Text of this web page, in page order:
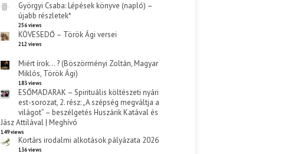
Györgyi Csaba: Lépések könyve (napló) –
újabb részletek*
256 views
KÖVESEDŐ – Török Ági versei
212 views
Miért írok… ? (Böszörményi Zoltán, Magyar
Miklós, Török Ági)
183 views
ESŐMADARAK – Spirituális költészeti nyári
est-sorozat, 2. rész: „A szépség megváltja a
világot” – beszélgetés Huszárik Katával és
Jász Attilával | Meghívó
149 views
Kortárs irodalmi alkotások pályázata 2026
136 views